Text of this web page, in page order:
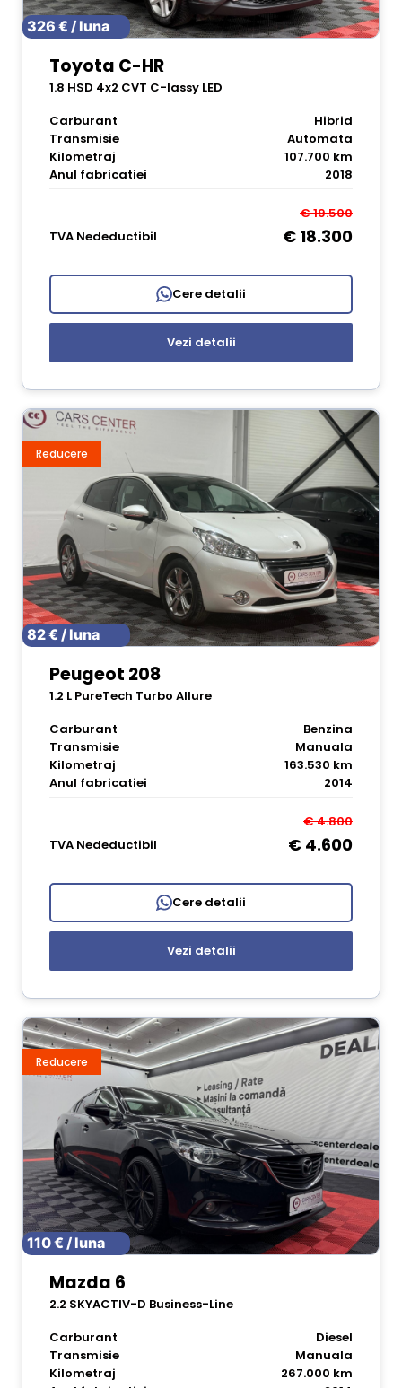
326 € / luna
Toyota C-HR
1.8 HSD 4x2 CVT C-lassy LED
Carburant
Hibrid
Transmisie
Automata
Kilometraj
107.700 km
Anul fabricatiei
2018
€ 19.500
TVA Nedeductibil
€ 18.300
Cere detalii
Vezi detalii
Reducere
82 € / luna
Peugeot 208
1.2 L PureTech Turbo Allure
Carburant
Benzina
Transmisie
Manuala
Kilometraj
163.530 km
Anul fabricatiei
2014
€ 4.800
TVA Nedeductibil
€ 4.600
Cere detalii
Vezi detalii
Reducere
110 € / luna
Mazda 6
2.2 SKYACTIV-D Business-Line
Carburant
Diesel
Transmisie
Manuala
Kilometraj
267.000 km